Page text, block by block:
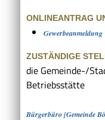
ONLINEANTRAG
Gewerbeanmeldung
ZUSTÄNDIGE
die Gemeinde-/
Betriebsstätte
Bürgerbüro [Gemeinde